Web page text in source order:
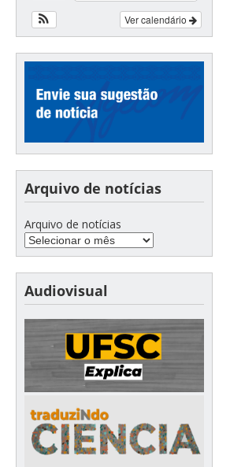
Ver calendário
Arquivo de notícias
Arquivo de notícias
Audiovisual